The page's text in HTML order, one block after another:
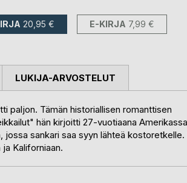
20,95 € E-KIRJA 7,99 €
paljon. Tämän historiallisen romanttisen
hän kirjoitti 27-vuotiaana
jossa sankari saa syyn lähteä kostoretkelle.
Kaliforniaan.
LUKIJA-ARVOSTELUT